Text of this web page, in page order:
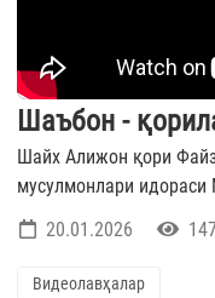
Шаъбон -
Шайх Алижон қори
мусулмонлари идораси
20.01.2026
Видеолавҳалар